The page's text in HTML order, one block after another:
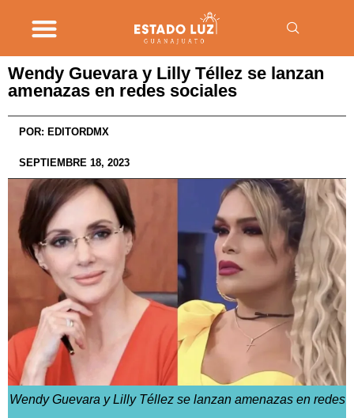
Wendy Guevara y Lilly Téllez se lanzan
amenazas en redes sociales
POR: EDITORDMX
SEPTIEMBRE 18, 2023
Wendy Guevara y Lilly Téllez se lanzan amenazas en redes